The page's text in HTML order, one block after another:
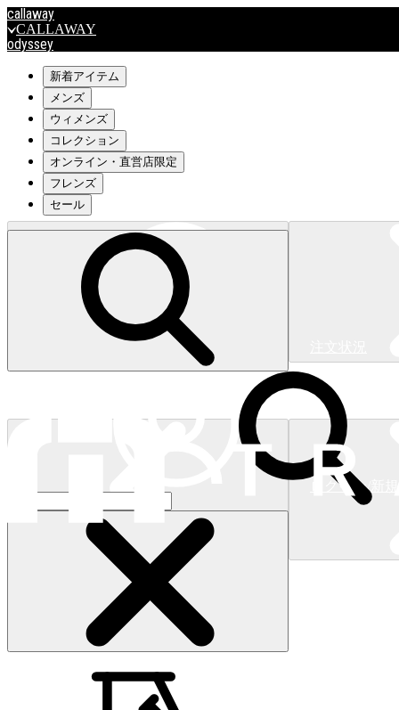
callaway
CALLAWAY
odyssey
travismathew
outlet
OUTLET
キャロウェイアパレルはこちら>>>
ログイン/新
ショッピングカート )
新着アイテム
メンズ
ウィメンズ
コレクション
オンライン・直営店限定
フレンズ
セール